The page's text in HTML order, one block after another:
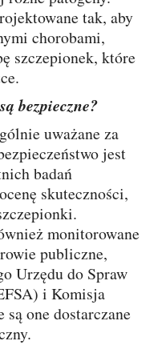
tak, aby
chorobami,
szczepionek, które
bezpieczne?
jest
badań
skuteczności,
monitorowane
publiczne,
Urzędu do Spraw
i Komisja
one dostarczane